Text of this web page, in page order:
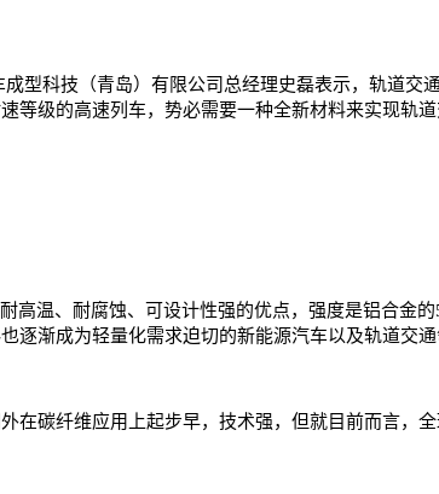
型科技（青岛）有限公司总经理史磊表示，轨道
等级的高速列车，势必需要一种全新材料来实现轨
温、耐腐蚀、可设计性强的优点，强度是铝合金
渐成为轻量化需求迫切的新能源汽车以及轨道交通
碳纤维应用上起步早，技术强，但就目前而言，